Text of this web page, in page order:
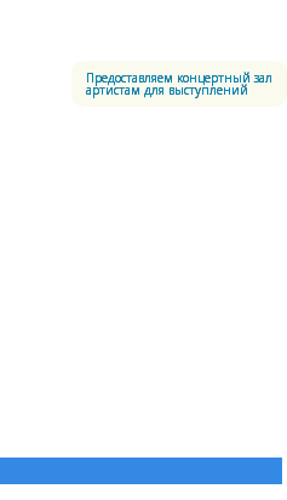
Предоставляем концертный зал
артистам для выступлений
Перейти к содержимому